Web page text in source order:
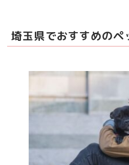
埼玉県でおすすめのペ